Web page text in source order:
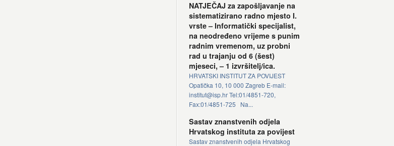
NATJEČAJ za zapošljavanje na
sistematizirano radno mjesto I.
vrste – Informatički specijalist,
na neodređeno vrijeme s punim
radnim vremenom, uz probni
rad u trajanju od 6 (šest)
mjeseci, – 1 izvršitelj/ica.
HRVATSKI INSTITUT ZA POVIJEST
Opatička 10, 10 000 Zagreb E-mail:
institut@isp.hr Tel:01/4851-720,
Fax:01/4851-725 Na...
Sastav znanstvenih odjela
Hrvatskog instituta za povijest
Sastav znanstvenih odjela Hrvatskog